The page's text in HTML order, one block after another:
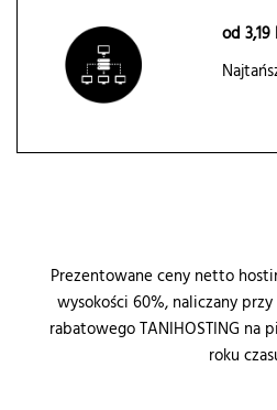
od 3,19
Prezentowane ceny netto
wysokości 60%, naliczany
rabatowego TANIHOSTING na
roku